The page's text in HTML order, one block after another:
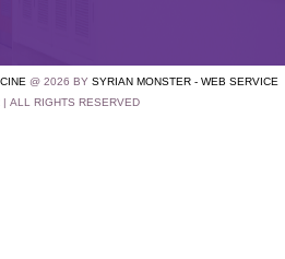
@ 2026 BYSYRIAN MONSTER - WEB SERVICE
| ALL RIGHTS RESERVED